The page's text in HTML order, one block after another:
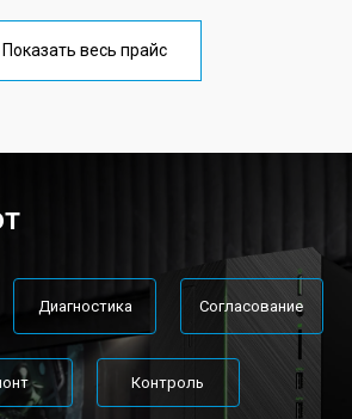
Показать весь прайс
Диагностика Согласование
Контроль